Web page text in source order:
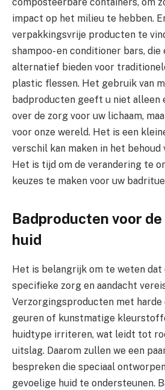
impact op het milieu te hebben.
verpakkingsvrije producten te
shampoo- en conditioner bars, die
alternatief bieden voor
plastic flessen. Het gebruik van
badproducten geeft u niet alleen
over de zorg voor uw lichaam,
voor onze wereld. Het is een
verschil kan maken in het behoud
Het is tijd om de verandering te
keuzes te maken voor uw
Badproducten voor
huid
Het is belangrijk om te weten dat
specifieke zorg en aandacht
Verzorgingsproducten met harde
geuren of kunstmatige
huidtype irriteren, wat leidt tot
uitslag. Daarom zullen we een
bespreken die speciaal
gevoelige huid te ondersteunen.